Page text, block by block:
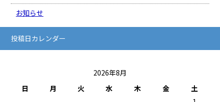
お知らせ
投稿日カレンダー
2026年8月
日
月 火 水 木 金
土